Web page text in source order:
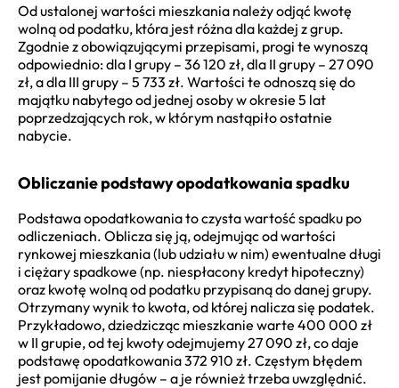
Od ustalonej wartości mieszkania należy odjąć kwotę
wolną od podatku, która jest różna dla każdej z grup.
Zgodnie z obowiązującymi przepisami, progi te wynoszą
odpowiednio: dla I grupy – 36 120 zł, dla II grupy – 27 090
zł, a dla III grupy – 5 733 zł. Wartości te odnoszą się do
majątku nabytego od jednej osoby w okresie 5 lat
poprzedzających rok, w którym nastąpiło ostatnie
nabycie.
Obliczanie podstawy opodatkowania spadku
Podstawa opodatkowania to czysta wartość spadku po
odliczeniach. Oblicza się ją, odejmując od wartości
rynkowej mieszkania (lub udziału w nim) ewentualne długi
i ciężary spadkowe (np. niespłacony kredyt hipoteczny)
oraz kwotę wolną od podatku przypisaną do danej grupy.
Otrzymany wynik to kwota, od której nalicza się podatek.
Przykładowo, dziedzicząc mieszkanie warte 400 000 zł
w II grupie, od tej kwoty odejmujemy 27 090 zł, co daje
podstawę opodatkowania 372 910 zł. Częstym błędem
jest pomijanie długów – a je również trzeba uwzględnić.